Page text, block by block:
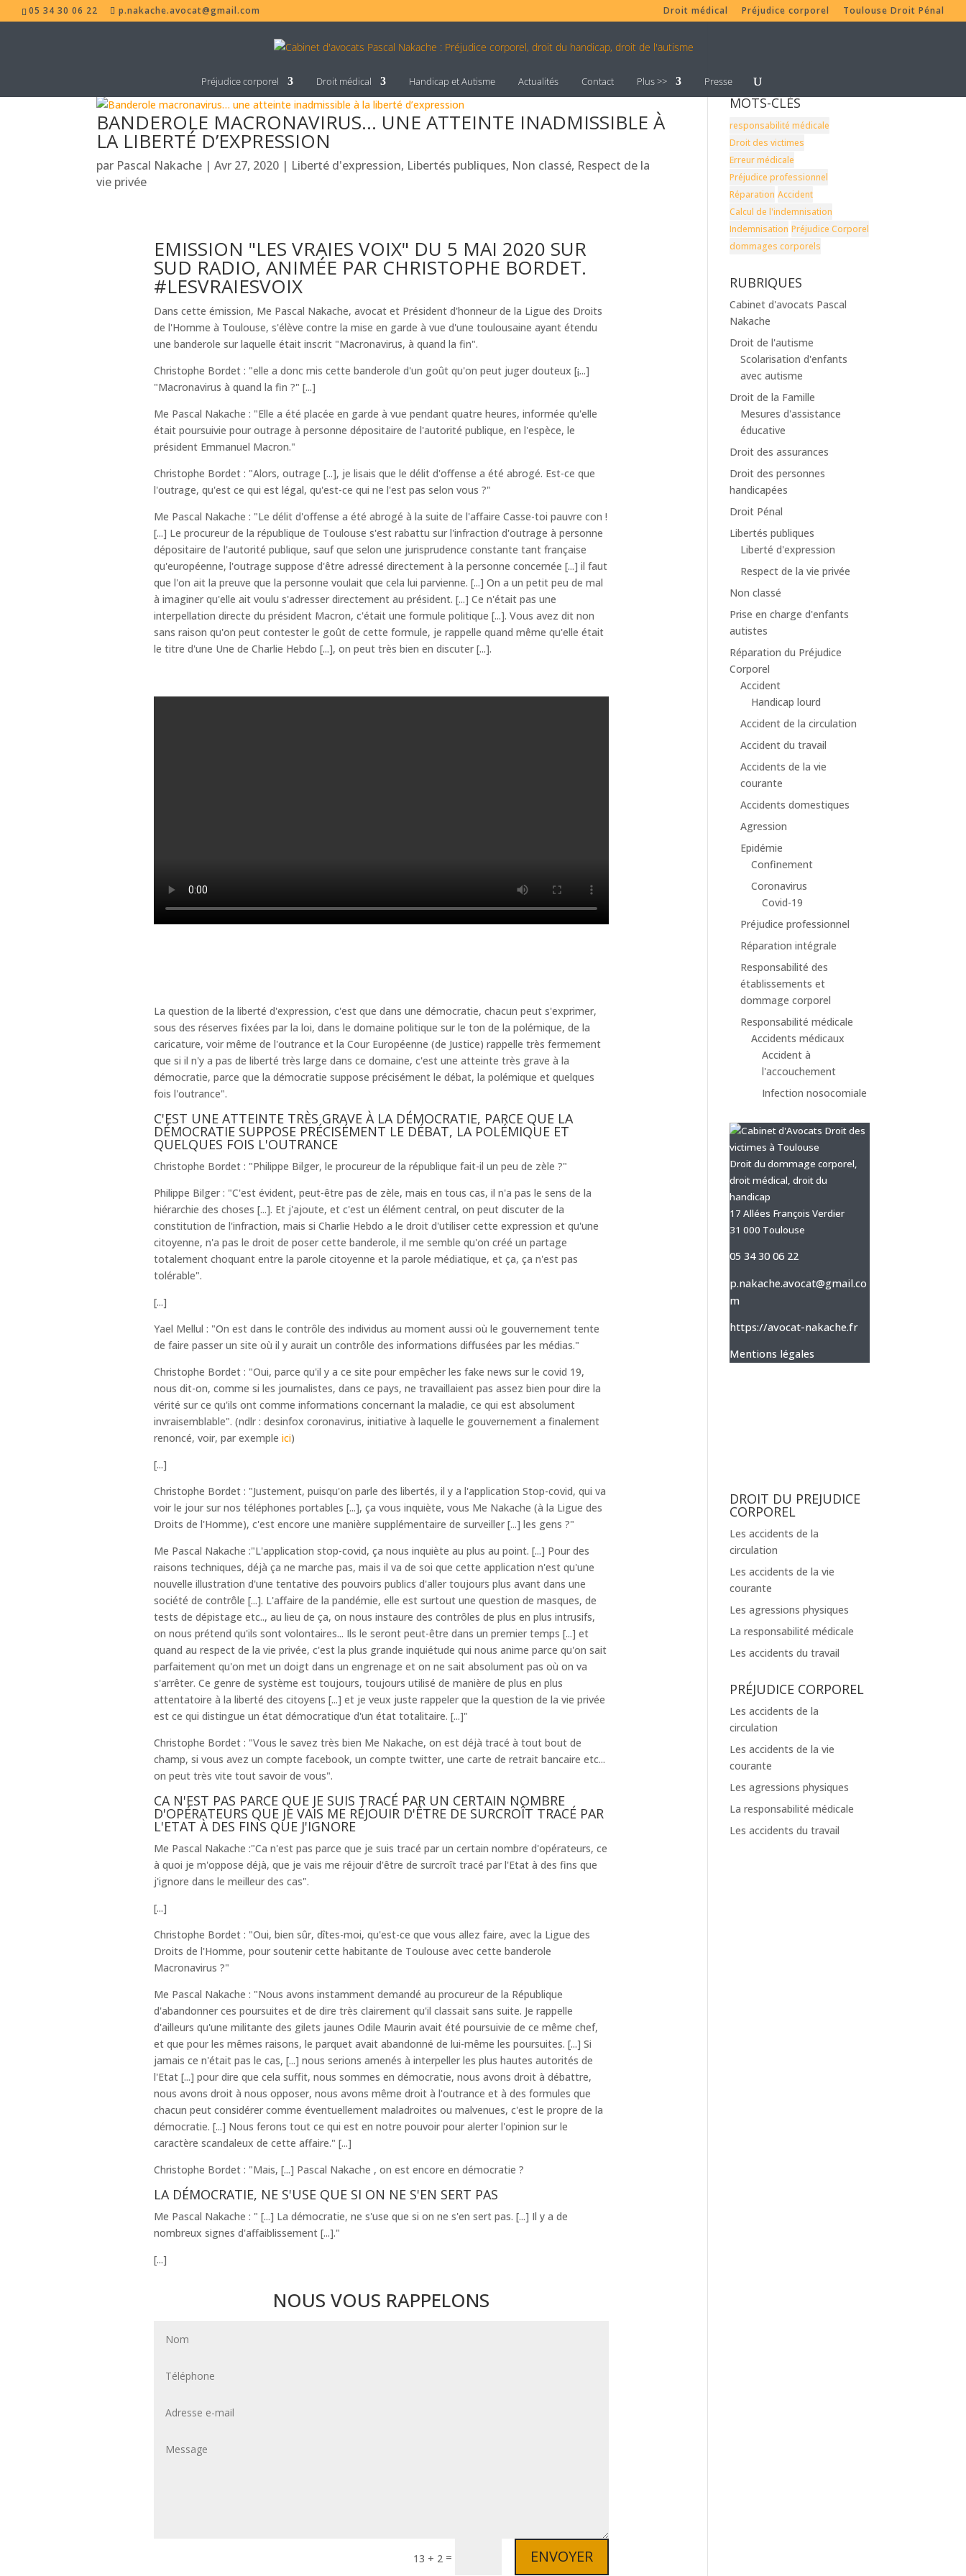
05 34 30 06 22 p.nakache.avocat@gmail.com Droit médical Préjudice corporel Toulouse Droit Pénal
Préjudice corporel Droit médical Handicap et Autisme Actualités Contact Plus >> Presse
BANDEROLE MACRONAVIRUS… UNE ATTEINTE INADMISSIBLE À
LA LIBERTÉ D’EXPRESSION
par Pascal Nakache |Avr 27, 2020 | Liberté d'expression, Libertés publiques, Non classé, Respect de la
vie privée
EMISSION "LES VRAIES VOIX" DU 5 MAI 2020 SUR
SUD RADIO, ANIMÉE PAR CHRISTOPHE BORDET.
#LESVRAIESVOIX
Dans cette émission, Me Pascal Nakache, avocat et Président d'honneur de la Ligue des Droits
de l'Homme à Toulouse, s'élève contre la mise en garde à vue d'une toulousaine ayant étendu
une banderole sur laquelle était inscrit "Macronavirus, à quand la fin".
Christophe Bordet : "elle a donc mis cette banderole d'un goût qu'on peut juger douteux [¡...]
"Macronavirus à quand la fin ?" [...]
Me Pascal Nakache : "Elle a été placée en garde à vue pendant quatre heures, informée qu'elle
était poursuivie pour outrage à personne dépositaire de l'autorité publique, en l'espèce, le
président Emmanuel Macron."
Christophe Bordet : "Alors, outrage [...], je lisais que le délit d'offense a été abrogé. Est-ce que
l'outrage, qu'est ce qui est légal, qu'est-ce qui ne l'est pas selon vous ?"
Me Pascal Nakache : "Le délit d'offense a été abrogé à la suite de l'affaire Casse-toi pauvre con !
[...] Le procureur de la république de Toulouse s'est rabattu sur l'infraction d'outrage à personne
dépositaire de l'autorité publique, sauf que selon une jurisprudence constante tant française
qu'européenne, l'outrage suppose d'être adressé directement à la personne concernée [...] il faut
que l'on ait la preuve que la personne voulait que cela lui parvienne. [...] On a un petit peu de mal
à imaginer qu'elle ait voulu s'adresser directement au président. [...] Ce n'était pas une
interpellation directe du président Macron, c'était une formule politique [...]. Vous avez dit non
sans raison qu'on peut contester le goût de cette formule, je rappelle quand même qu'elle était
le titre d'une Une de Charlie Hebdo [...], on peut très bien en discuter [...].
La question de la liberté d'expression, c'est que dans une démocratie, chacun peut s'exprimer,
sous des réserves fixées par la loi, dans le domaine politique sur le ton de la polémique, de la
caricature, voir même de l'outrance et la Cour Européenne (de Justice) rappelle très fermement
que si il n'y a pas de liberté très large dans ce domaine, c'est une atteinte très grave à la
démocratie, parce que la démocratie suppose précisément le débat, la polémique et quelques
fois l'outrance".
C'EST UNE ATTEINTE TRÈS GRAVE À LA DÉMOCRATIE, PARCE QUE LA
DÉMOCRATIE SUPPOSE PRÉCISÉMENT LE DÉBAT, LA POLÉMIQUE ET
QUELQUES FOIS L'OUTRANCE
Christophe Bordet : "Philippe Bilger, le procureur de la république fait-il un peu de zèle ?"
Philippe Bilger : "C'est évident, peut-être pas de zèle, mais en tous cas, il n'a pas le sens de la
hiérarchie des choses [...]. Et j'ajoute, et c'est un élément central, on peut discuter de la
constitution de l'infraction, mais si Charlie Hebdo a le droit d'utiliser cette expression et qu'une
citoyenne, n'a pas le droit de poser cette banderole, il me semble qu'on créé un partage
totalement choquant entre la parole citoyenne et la parole médiatique, et ça, ça n'est pas
tolérable".
[...]
Yael Mellul : "On est dans le contrôle des individus au moment aussi où le gouvernement tente
de faire passer un site où il y aurait un contrôle des informations diffusées par les médias."
Christophe Bordet : "Oui, parce qu'il y a ce site pour empêcher les fake news sur le covid 19,
nous dit-on, comme si les journalistes, dans ce pays, ne travaillaient pas assez bien pour dire la
vérité sur ce qu'ils ont comme informations concernant la maladie, ce qui est absolument
invraisemblable". (ndlr : desinfox coronavirus, initiative à laquelle le gouvernement a finalement
renoncé, voir, par exemple ici)
[...]
Christophe Bordet : "Justement, puisqu'on parle des libertés, il y a l'application Stop-covid, qui va
voir le jour sur nos téléphones portables [...], ça vous inquiète, vous Me Nakache (à la Ligue des
Droits de l'Homme), c'est encore une manière supplémentaire de surveiller [...] les gens ?"
Me Pascal Nakache :"L'application stop-covid, ça nous inquiète au plus au point. [...] Pour des
raisons techniques, déjà ça ne marche pas, mais il va de soi que cette application n'est qu'une
nouvelle illustration d'une tentative des pouvoirs publics d'aller toujours plus avant dans une
société de contrôle [...]. L'affaire de la pandémie, elle est surtout une question de masques, de
tests de dépistage etc.., au lieu de ça, on nous instaure des contrôles de plus en plus intrusifs,
on nous prétend qu'ils sont volontaires... Ils le seront peut-être dans un premier temps [...] et
quand au respect de la vie privée, c'est la plus grande inquiétude qui nous anime parce qu'on sait
parfaitement qu'on met un doigt dans un engrenage et on ne sait absolument pas où on va
s'arrêter. Ce genre de système est toujours, toujours utilisé de manière de plus en plus
attentatoire à la liberté des citoyens [...] et je veux juste rappeler que la question de la vie privée
est ce qui distingue un état démocratique d'un état totalitaire. [...]"
Christophe Bordet : "Vous le savez très bien Me Nakache, on est déjà tracé à tout bout de
champ, si vous avez un compte facebook, un compte twitter, une carte de retrait bancaire etc...
on peut très vite tout savoir de vous".
CA N'EST PAS PARCE QUE JE SUIS TRACÉ PAR UN CERTAIN NOMBRE
D'OPÉRATEURS QUE JE VAIS ME RÉJOUIR D'ÊTRE DE SURCROÎT TRACÉ PAR
L'ETAT À DES FINS QUE J'IGNORE
Me Pascal Nakache :"Ca n'est pas parce que je suis tracé par un certain nombre d'opérateurs, ce
à quoi je m'oppose déjà, que je vais me réjouir d'être de surcroît tracé par l'Etat à des fins que
j'ignore dans le meilleur des cas".
[...]
Christophe Bordet : "Oui, bien sûr, dîtes-moi, qu'est-ce que vous allez faire, avec la Ligue des
Droits de l'Homme, pour soutenir cette habitante de Toulouse avec cette banderole
Macronavirus ?"
Me Pascal Nakache : "Nous avons instamment demandé au procureur de la République
d'abandonner ces poursuites et de dire très clairement qu'il classait sans suite. Je rappelle
d'ailleurs qu'une militante des gilets jaunes Odile Maurin avait été poursuivie de ce même chef,
et que pour les mêmes raisons, le parquet avait abandonné de lui-même les poursuites. [...] Si
jamais ce n'était pas le cas, [...] nous serions amenés à interpeller les plus hautes autorités de
l'Etat [...] pour dire que cela suffit, nous sommes en démocratie, nous avons droit à débattre,
nous avons droit à nous opposer, nous avons même droit à l'outrance et à des formules que
chacun peut considérer comme éventuellement maladroites ou malvenues, c'est le propre de la
démocratie. [...] Nous ferons tout ce qui est en notre pouvoir pour alerter l'opinion sur le
caractère scandaleux de cette affaire." [...]
Christophe Bordet : "Mais, [...] Pascal Nakache , on est encore en démocratie ?
LA DÉMOCRATIE, NE S'USE QUE SI ON NE S'EN SERT PAS
Me Pascal Nakache : " [...] La démocratie, ne s'use que si on ne s'en sert pas. [...] Il y a de
nombreux signes d'affaiblissement [...]."
[...]
NOUS VOUS RAPPELONS
13 + 2 = ENVOYER
MOTS-CLÉS
responsabilité médicale
Droit des victimes
Erreur médicale
Préjudice professionnel
Réparation Accident
Calcul de l'indemnisation
Indemnisation Préjudice Corporel
dommages corporels
RUBRIQUES
Cabinet d'avocats Pascal
Nakache
Droit de l'autisme
Scolarisation d'enfants
avec autisme
Droit de la Famille
Mesures d'assistance
éducative
Droit des assurances
Droit des personnes
handicapées
Droit Pénal
Libertés publiques
Liberté d'expression
Respect de la vie privée
Non classé
Prise en charge d'enfants
autistes
Réparation du Préjudice
Corporel
Accident
Handicap lourd
Accident de la circulation
Accident du travail
Accidents de la vie
courante
Accidents domestiques
Agression
Epidémie
Confinement
Coronavirus
Covid-19
Préjudice professionnel
Réparation intégrale
Responsabilité des
établissements et
dommage corporel
Responsabilité médicale
Accidents médicaux
Accident à
l'accouchement
Infection nosocomiale
Droit du dommage corporel,
droit médical, droit du
handicap
17 Allées François Verdier
31 000 Toulouse
05 34 30 06 22
p.nakache.avocat@gmail.co
m
https://avocat-nakache.fr
Mentions légales
DROIT DU PREJUDICE
CORPOREL
Les accidents de la
circulation
Les accidents de la vie
courante
Les agressions physiques
La responsabilité médicale
Les accidents du travail
PRÉJUDICE CORPOREL
Les accidents de la
circulation
Les accidents de la vie
courante
Les agressions physiques
La responsabilité médicale
Les accidents du travail